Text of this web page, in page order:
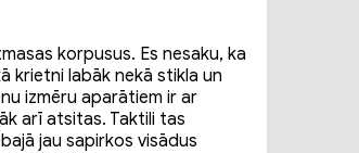
korpusus. Es nesaku, ka
krietni labāk nekā stikla un
izmēru aparātiem ir ar
arī atsitas. Taktili tas
jau sapirkos visādus